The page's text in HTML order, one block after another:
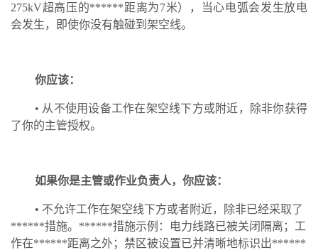
275kV超高压的******距离为7米），当心电弧会发生放电
会发生，即使你没有触碰到架空线。
你应该：
• 从不使用设备工作在架空线下方或附近，除非你获得
了你的主管授权。
如果你是主管或作业负责人，你应该：
• 不允许工作在架空线下方或者附近，除非已经采取了
******措施。******措施示例：电力线路已被关闭隔离；工
作在******距离之外；禁区被设置已并清晰地标识出******